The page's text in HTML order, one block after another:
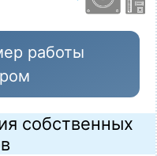
работы
собственных